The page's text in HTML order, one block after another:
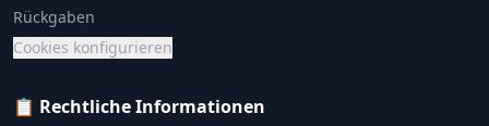
Rückgaben
Cookies konfigurieren
📋 Rechtliche Informationen